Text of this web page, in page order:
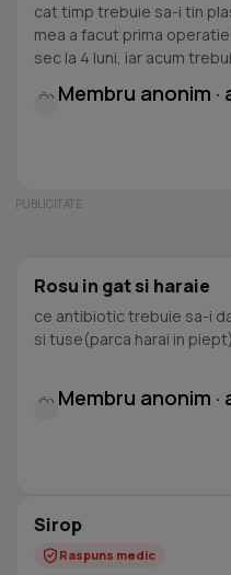
cat timp trebuie sa-i tin
mea a facut prima
sec la 4 luni, iar acum
Membru anonim ·
Rosu in gat si haraie
ce antibiotic trebuie sa-i
si tuse(parca harai in
Membru anonim ·
Sirop
Raspuns medic